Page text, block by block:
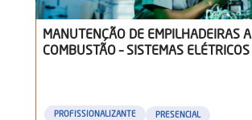
MANUTENÇÃO DE EMPILHADEIRAS A
COMBUSTÃO – SISTEMAS ELÉTRICOS
PRESENCIAL
PROFISSIONALIZANTE